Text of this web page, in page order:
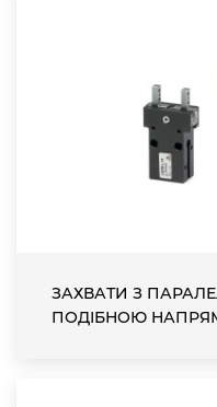
ЗАХВАТИ З
ПОДІБНОЮ